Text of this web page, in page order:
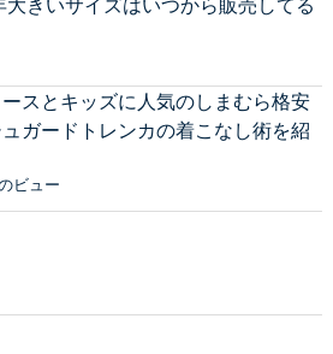
スとキッズに人気のしまむら格安
ガードトレンカの着こなし術を紹
ビュー